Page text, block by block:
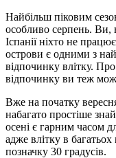
Найбільш піковим
особливо серпень. Ви,
Іспанії ніхто не
острови є одними з
відпочинку влітку.
відпочинку ви теж
Вже на початку
набагато простіше
осені є гарним часом
адже влітку в
позначку 30 градусів.